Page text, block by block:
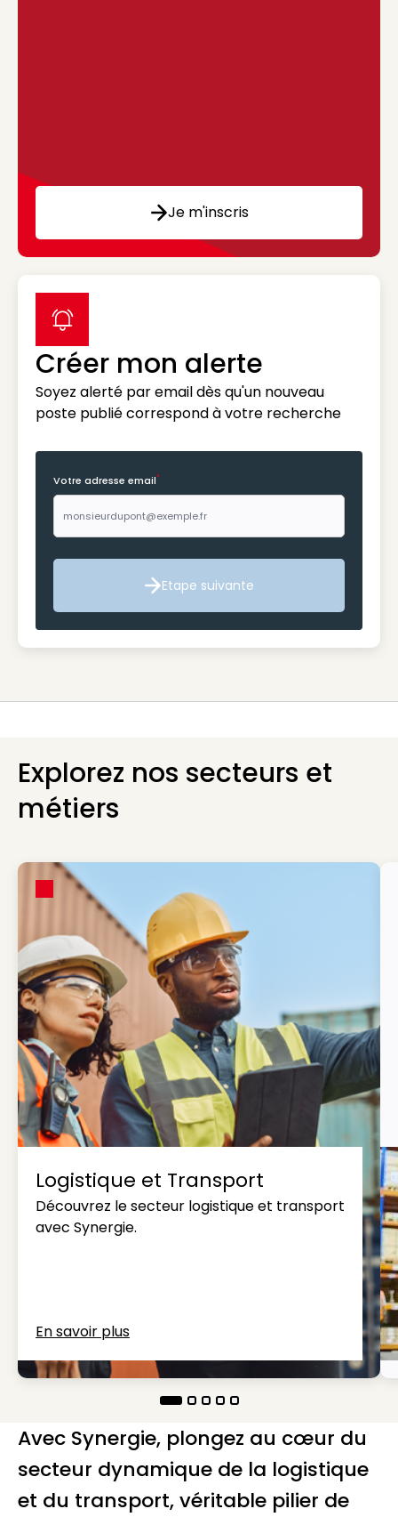
Je m'inscris
Créer mon alerte
Soyez alerté par email dès qu'un nouveau
poste publié correspond à votre recherche
label icon
Votre adresse email*
Etape suivante
Etape suivante
Explorez nos secteurs et
métiers
Logistique et Transport
Découvrez le secteur logistique et transport
avec Synergie.
En savoir plus
Avec Synergie, plongez au cœur du
secteur dynamique de la logistique
et du transport, véritable pilier de